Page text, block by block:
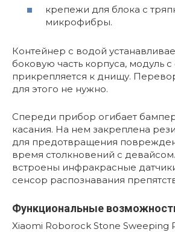
крепежи для блока с
микрофибры.
Контейнер с водой
боковую часть корпуса, модуль
прикрепляется к днищу.
для этого не нужно.
Спереди прибор огибает
касания. На нем закреплена
для предотвращения
время столкновений с
встроены инфракрасные
сенсор распознавания
Функциональные
Xiaomi Roborock Stone Sweeping